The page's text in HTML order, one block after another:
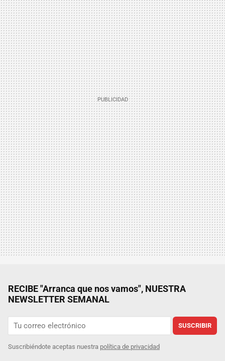
RECIBE "Arranca que nos vamos", NUESTRA
NEWSLETTER SEMANAL
SUSCRIBIR
Suscribiéndote aceptas nuestra política de privacidad